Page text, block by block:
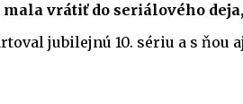
vrátiť do seriálového
jubilejnú 10. sériu a s ňou